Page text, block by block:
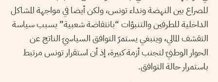
للصراع بين النهضة ونداء تونس، ولكن أيضا في مواجهة المشاكل
الداخلية للطرفين والتنبؤات “بانتفاضة شعبية” بسبب سياسة
التقشف المالي، وينبغي يستمرّ التوافق السياسيّ الناتج عن
الحوار الوطنيّ لتجنب أزمة كبيرة، إذ أن استقرار تونس مرتبط
باستمرار حالة التوافق.